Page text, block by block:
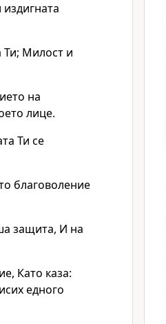
Ти; Милост и
на
лице.
Ти се
благоволение
защита, И на
Като каза:
едного